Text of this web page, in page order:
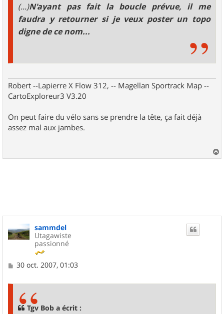
(...)N'ayant pas fait la boucle prévue, il me
faudra y retourner si je veux poster un topo
digne de ce nom...
Robert --Lapierre X Flow 312, -- Magellan Sportrack Map --
CartoExploreur3 V3.20
On peut faire du vélo sans se prendre la tête, ça fait déjà
assez mal aux jambes.
a
sammdel
Utagawiste
passionné
M
30 oct. 2007, 01:03
Tgv Bob a écrit :